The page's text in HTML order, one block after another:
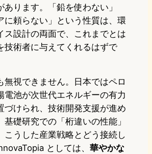
あります。「鉛を使わない」
に頼らない」という性質は、環
ス設計の両面で、これまでとは
技術者に与えてくれるはずで
無視できません。日本ではペロ
電池が次世代エネルギーの有力
づけられ、技術開発支援が進め
基礎研究での「桁違いの性能」
こうした産業戦略とどう接続し
としては、 華やかな